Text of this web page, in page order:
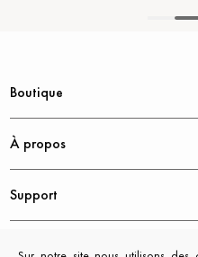
Boutique
À propos
Support